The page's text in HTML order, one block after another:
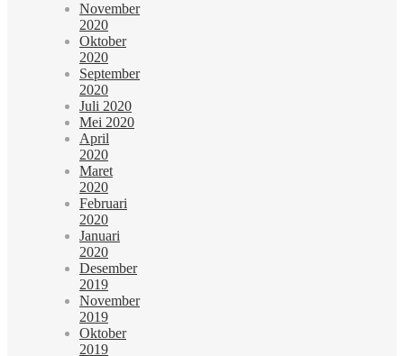
November
2020
Oktober
2020
September
2020
Juli 2020
Mei 2020
April
2020
Maret
2020
Februari
2020
Januari
2020
Desember
2019
November
2019
Oktober
2019